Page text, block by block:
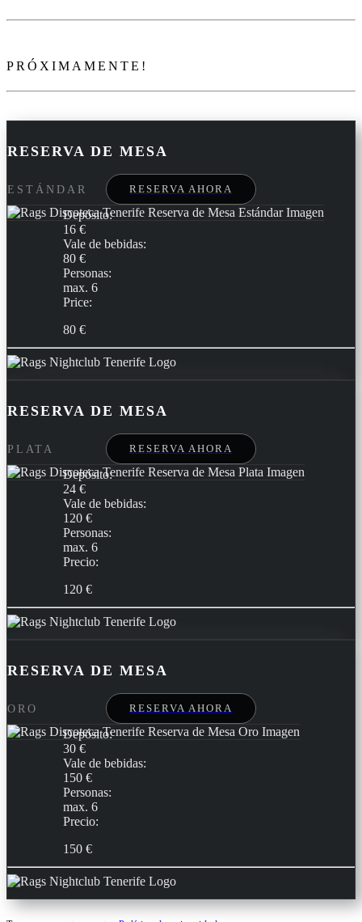
PRÓXIMAMENTE!
RESERVA DE MESA
ESTÁNDAR RESERVA AHORA
Depósito:
16 €
Vale de bebidas:
80 €
Personas:
max. 6
Price:
80 €
RESERVA DE MESA
PLATA RESERVA AHORA
Depósito:
24 €
Vale de bebidas:
120 €
Personas:
max. 6
Precio:
120 €
RESERVA DE MESA
ORO RESERVA AHORA
Depósito:
30 €
Vale de bebidas:
150 €
Personas:
max. 6
Precio:
150 €